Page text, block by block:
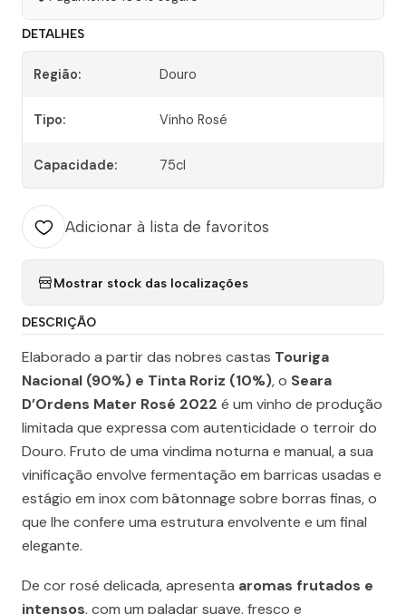
DETALHES
Região: Douro
Tipo: Vinho Rosé
Capacidade: 75cl
Adicionar à lista de favoritos
Mostrar stock das localizações
DESCRIÇÃO
Elaborado a partir das nobres castas Touriga
Nacional (90%) e Tinta Roriz (10%), o Seara
D’Ordens Mater Rosé 2022 é um vinho de produção
limitada que expressa com autenticidade o terroir do
Douro. Fruto de uma vindima noturna e manual, a sua
vinificação envolve fermentação em barricas usadas e
estágio em inox com bâtonnage sobre borras finas, o
que lhe confere uma estrutura envolvente e um final
elegante.
De cor rosé delicada, apresenta aromas frutados e
intensos, com um paladar suave, fresco e